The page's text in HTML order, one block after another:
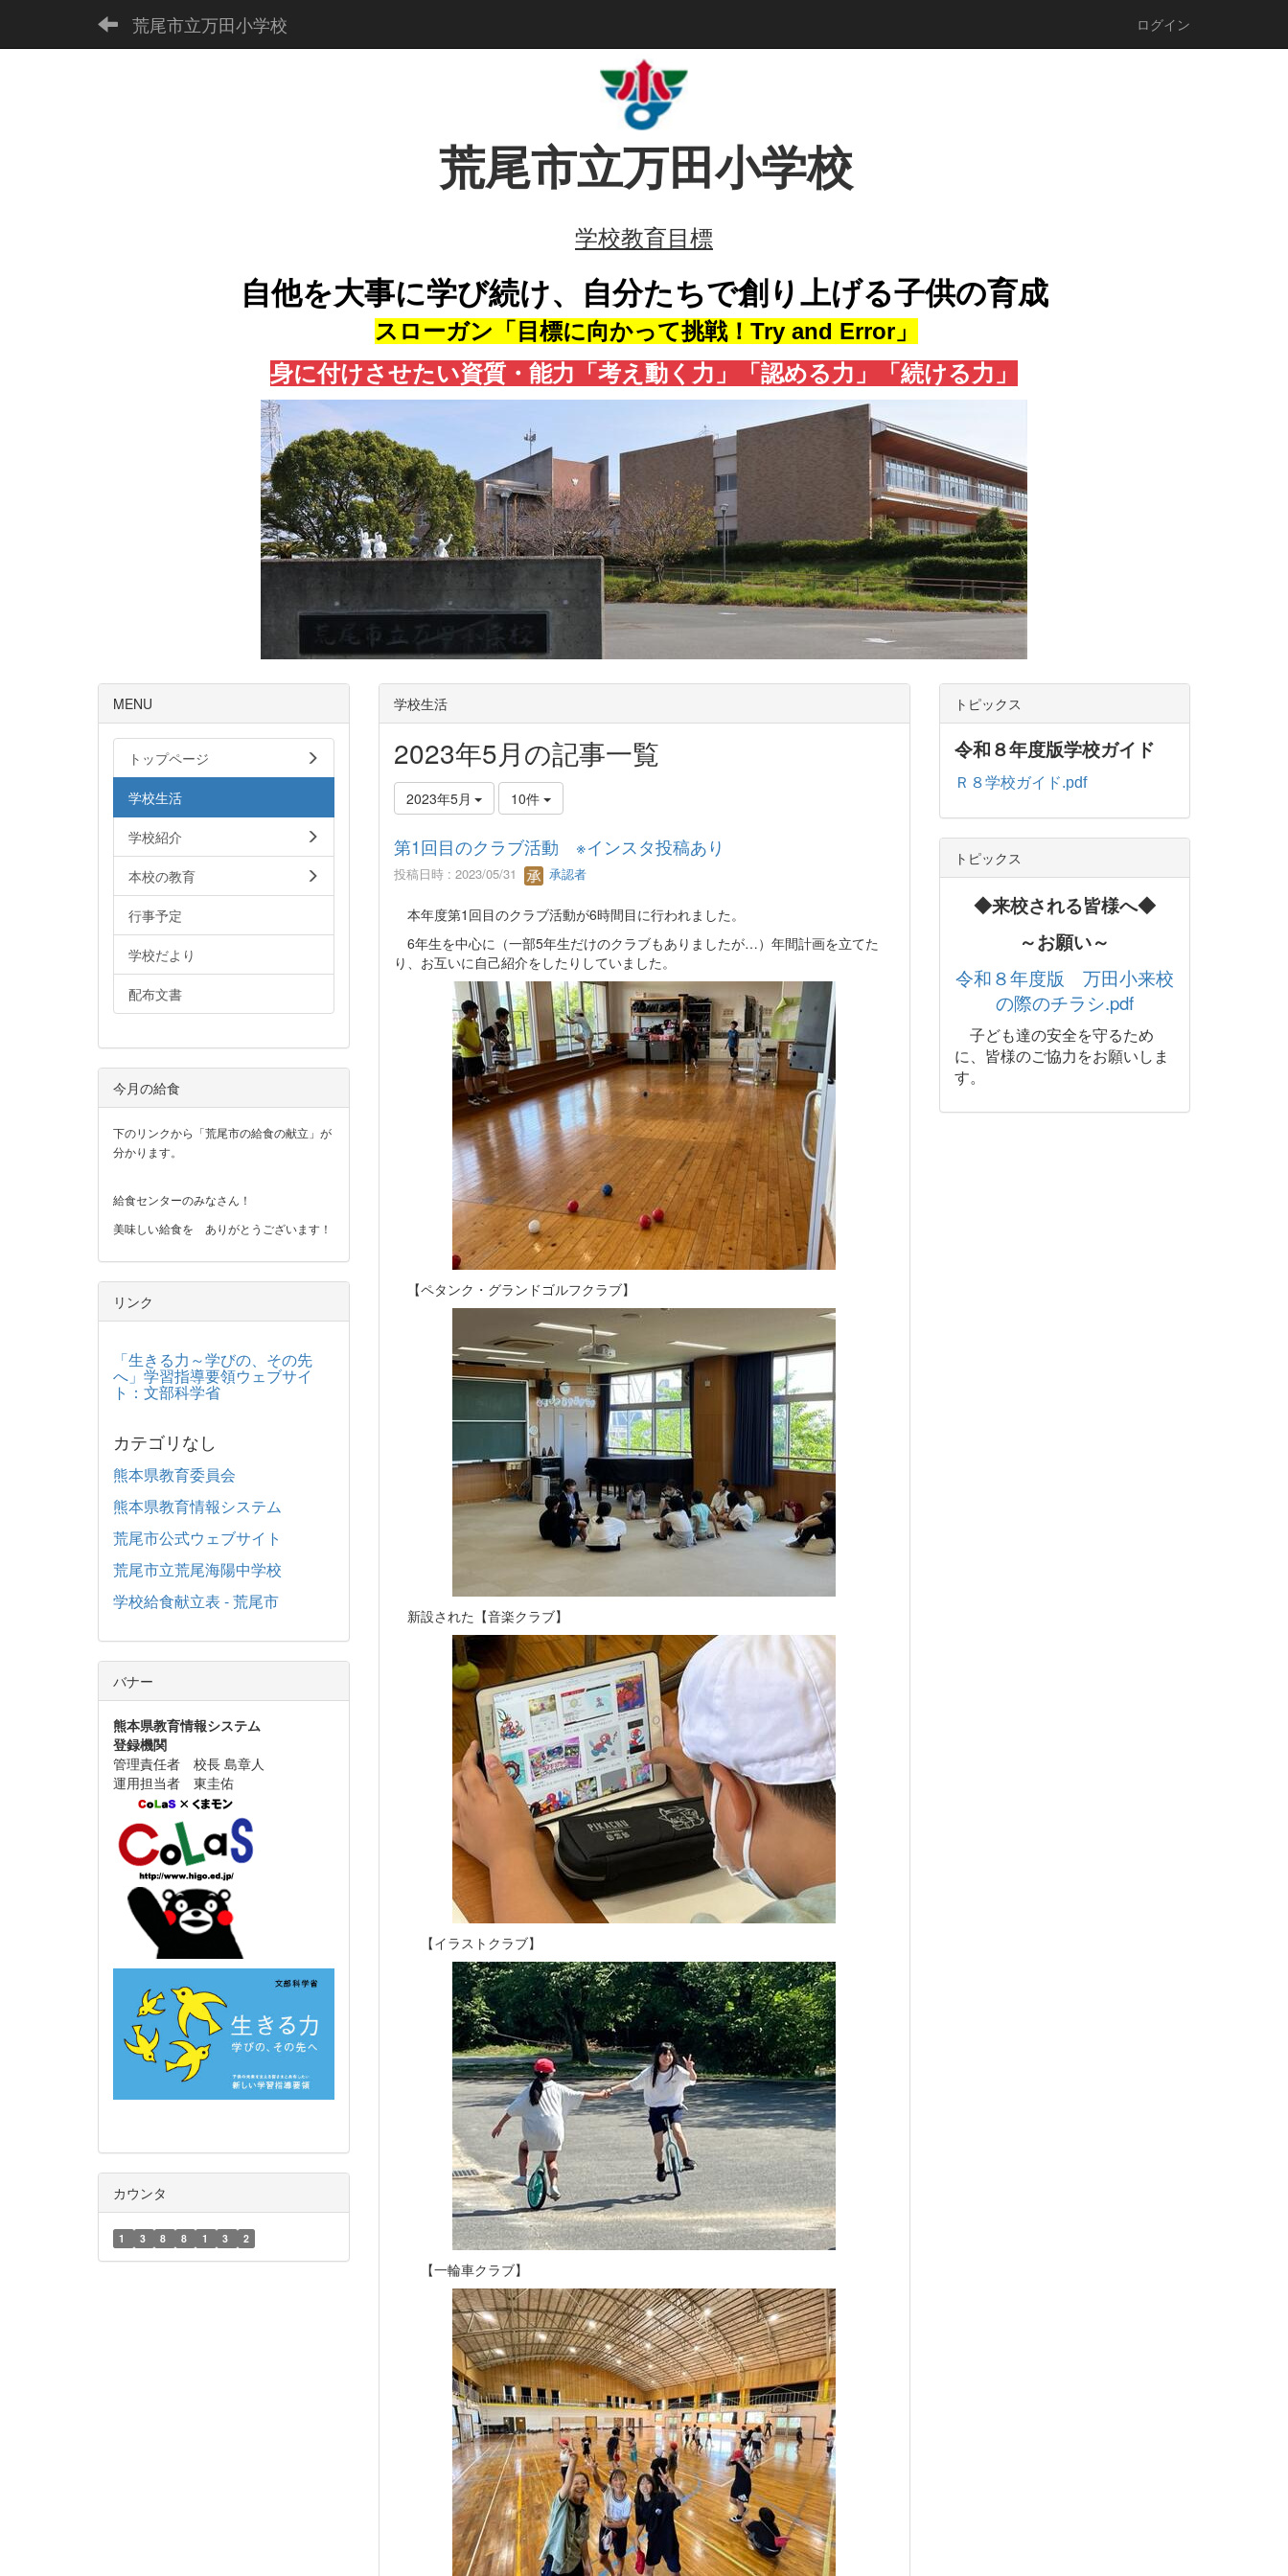
荒尾市立万田小学校 ログイン
荒尾市立万田小学校
学校教育目標
自他を大事に学び続け、 自分たちで創り上げる子供の育成
スローガン「目標に向かって挑戦！Try and Error」
身に付けさせたい資質・能力「考え動く力」「認める力」「続ける力」
学校生活
2023年5月の記事一覧
2023年5月 10件
第1回目のクラブ活動 ※インスタ投稿あり
投稿日時 : 2023/05/31 承認者
本年度第1回目のクラブ活動が6時間目に行われました。
6年生を中心に（一部5年生だけのクラブもありましたが…）年間計画を立てた
り、お互いに自己紹介をしたりしていました。
【ペタンク・グランドゴルフクラブ】
新設された【音楽クラブ】
【イラストクラブ】
【一輪車クラブ】
MENU
トップページ
学校生活
学校紹介
本校の教育
行事予定
学校だより
配布文書
今月の給食
下のリンクから「荒尾市の給食の献立」が
分かります。
給食センターのみなさん！
美味しい給食を ありがとうございます！
リンク
「生きる力～学びの、その先
へ」学習指導要領ウェブサイ
ト：文部科学省
カテゴリなし
熊本県教育委員会
熊本県教育情報システム
荒尾市公式ウェブサイト
荒尾市立荒尾海陽中学校
学校給食献立表 - 荒尾市
バナー
熊本県教育情報システム
登録機関
管理責任者 校長 島章人
運用担当者 東圭佑
カウンタ
1 3 8 8 1 3 2
トピックス
令和８年度版学校ガイド
Ｒ８学校ガイド.pdf
トピックス
◆来校される皆様へ◆
～お願い～
令和８年度版 万田小来校
の際のチラシ.pdf
子ども達の安全を守るため
に、皆様のご協力をお願いしま
す。